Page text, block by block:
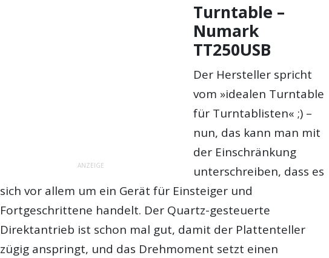
ANZEIGE
Turntable –
Numark
TT250USB
Der Hersteller spricht
vom »idealen Turntable
für Turntablisten« ;) –
nun, das kann man mit
der Einschränkung
unterschreiben, dass es
sich vor allem um ein Gerät für Einsteiger und
Fortgeschrittene handelt. Der Quartz-gesteuerte
Direktantrieb ist schon mal gut, damit der Plattenteller
zügig anspringt, und das Drehmoment setzt einen